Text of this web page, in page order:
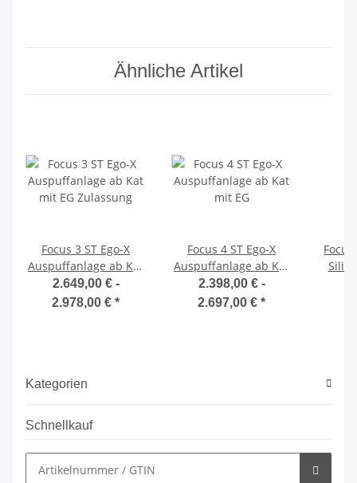
Ähnliche Artikel
Focus 3 ST Ego-X
Auspuffanlage ab Kat
mit EG Zulassung
2.649,00 € -
2.978,00 € *
Focus 4 ST Ego-X
Auspuffanlage ab Kat
mit EG
2.398,00 € -
2.697,00 € *
Focus
Kategorien
Schnellkauf